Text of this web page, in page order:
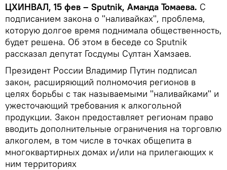
ЦХИНВАЛ, 15 фев – Sputnik, Аманда Томаева. С
подписанием закона о "наливайках", проблема,
которую долгое время поднимала общественность,
будет решена. Об этом в беседе со Sputnik
рассказал депутат Госдумы Султан Хамзаев.
Президент России Владимир Путин подписал
закон, расширяющий полномочия регионов в
целях борьбы с так называемыми "наливайками" и
ужесточающий требования к алкогольной
продукции. Закон предоставляет регионам право
вводить дополнительные ограничения на торговлю
алкоголем, в том числе в точках общепита в
многоквартирных домах и/или на прилегающих к
ним территориях